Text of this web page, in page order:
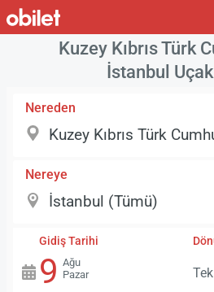
Kuzey Kıbrıs Türk
İstanbul
Nereden
Nereye
Gidiş Tarihi
9 Ağu
Pazar